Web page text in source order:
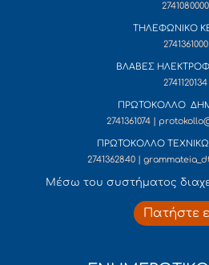
2741080000
ΤΗΛΕΦΩΝΙΚΟ
2741361000
ΒΛΑΒΕΣ
2741120134
ΠΡΩΤΟΚΟΛΛΟ
2741361074 |
ΠΡΩΤΟΚΟΛΛΟ
2741362840 |
Mέσω του συστήματος
Πατήστε